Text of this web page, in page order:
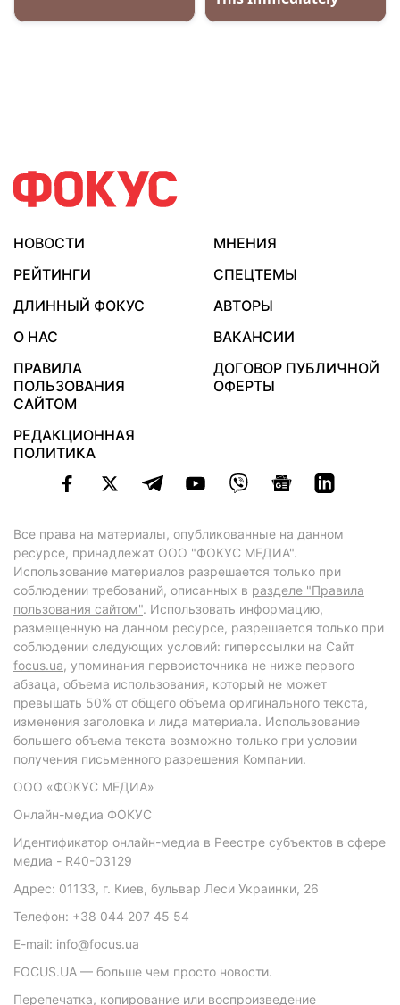
НОВОСТИ
МНЕНИЯ
РЕЙТИНГИ
СПЕЦТЕМЫ
ДЛИННЫЙ ФОКУС
АВТОРЫ
О НАС
ВАКАНСИИ
ПРАВИЛА
ПОЛЬЗОВАНИЯ
САЙТОМ
ДОГОВОР ПУБЛИЧНОЙ
ОФЕРТЫ
РЕДАКЦИОННАЯ
ПОЛИТИКА
Все права на материалы, опубликованные на данном
ресурсе, принадлежат ООО "ФОКУС МЕДИА".
Использование материалов разрешается только при
соблюдении требований, описанных в разделе "Правила
пользования сайтом". Использовать информацию,
размещенную на данном ресурсе, разрешается только при
соблюдении следующих условий: гиперссылки на Сайт
focus.ua, упоминания первоисточника не ниже первого
абзаца, объема использования, который не может
превышать 50% от общего объема оригинального текста,
изменения заголовка и лида материала. Использование
большего объема текста возможно только при условии
получения письменного разрешения Компании.
ООО «ФОКУС МЕДИА»
Онлайн-медиа ФОКУС
Идентификатор онлайн-медиа в Реестре субъектов в сфере
медиа - R40-03129
Адрес: 01133, г. Киев, бульвар Леси Украинки, 26
Телефон: +38 044 207 45 54
E-mail: info@focus.ua
FOCUS.UA — больше чем просто новости.
Перепечатка, копирование или воспроизведение